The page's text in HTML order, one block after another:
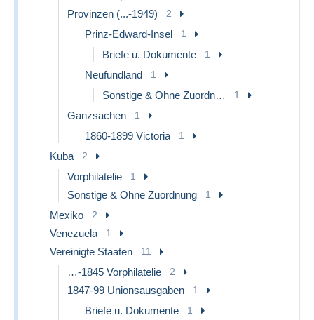
Provinzen (...-1949) 2
Prinz-Edward-Insel 1
Briefe u. Dokumente 1
Neufundland 1
Sonstige & Ohne Zuordnung 1
Ganzsachen 1
1860-1899 Victoria 1
Kuba 2
Vorphilatelie 1
Sonstige & Ohne Zuordnung 1
Mexiko 2
Venezuela 1
Vereinigte Staaten 11
…-1845 Vorphilatelie 2
1847-99 Unionsausgaben 1
Briefe u. Dokumente 1